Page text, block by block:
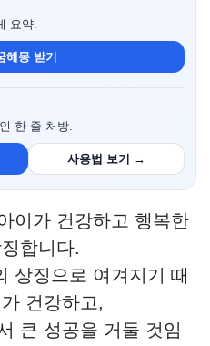
요약.
해몽 받기
한 줄 처방.
사용법 보기 →
이가 건강하고 행복한
합니다.
상징으로 여겨지기 때
건강하고,
큰 성공을 거둘 것임